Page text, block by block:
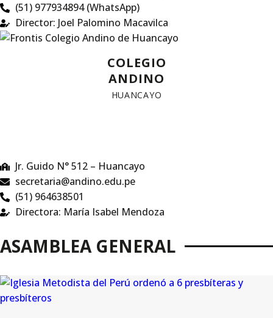
(51) 977934894 (WhatsApp)
Director: Joel Palomino Macavilca
COLEGIO
ANDINO
HUANCAYO
Jr. Guido N° 512 – Huancayo
secretaria@andino.edu.pe
(51) 964638501
Directora: María Isabel Mendoza
ASAMBLEA GENERAL